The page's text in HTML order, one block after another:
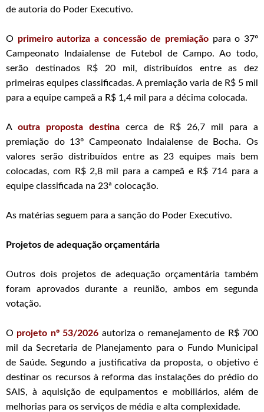
de autoria do Poder Executivo.
O primeiro autoriza a concessão de premiação para o 37º
Campeonato Indaialense de Futebol de Campo. Ao todo,
serão destinados R$ 20 mil, distribuídos entre as dez
primeiras equipes classificadas. A premiação varia de R$ 5 mil
para a equipe campeã a R$ 1,4 mil para a décima colocada.
A outra proposta destina
cerca de R$ 26,7 mil para a
premiação do 13º Campeonato Indaialense de Bocha. Os
valores serão distribuídos entre as 23 equipes mais bem
colocadas, com R$ 2,8 mil para a campeã e R$ 714 para a
equipe classificada na 23ª colocação.
As matérias seguem para a sanção do Poder Executivo.
Projetos de adequação orçamentária
Outros dois projetos de adequação orçamentária também
foram aprovados durante a reunião, ambos em segunda
votação.
O projeto nº 53/2026 autoriza o remanejamento de R$ 700
mil da Secretaria de Planejamento para o Fundo Municipal
de Saúde. Segundo a justificativa da proposta, o objetivo é
destinar os recursos à reforma das instalações do prédio do
SAIS, à aquisição de equipamentos e mobiliários, além de
melhorias para os serviços de média e alta complexidade.